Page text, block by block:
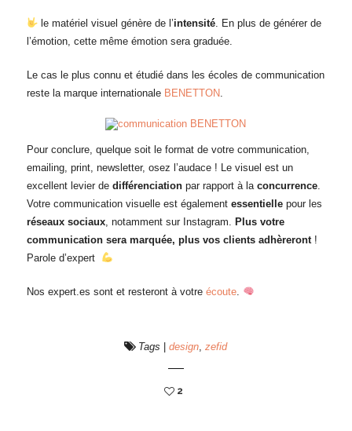
le matériel visuel génère de l’intensité . En plus de générer de
l’émotion, cette même émotion sera graduée.
Le cas le plus connu et étudié dans les écoles de communication
reste la marque internationale BENETTON.
Pour conclure, quelque soit le format de votre communication,
emailing, print, newsletter, osez l’audace ! Le visuel est un
excellent levier de différenciationpar rapport à la concurrence.
Votre communication visuelle est également essentiellepour les
réseaux sociaux, notamment sur Instagram. Plus votre
communication sera marquée, plus vos clients adhèreront!
Parole d’expert
Nos expert.es sont et resteront à votre écoute.
Tags |design ,zefid
2